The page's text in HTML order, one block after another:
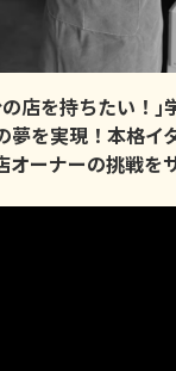
店を持ちたい！｣
夢を実現！本格イ
オーナーの挑戦を